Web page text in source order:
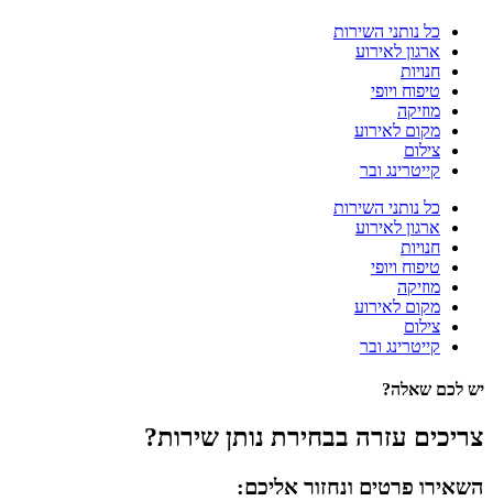
כל נותני השירות
ארגון לאירוע
חנויות
טיפוח ויופי
מוזיקה
מקום לאירוע
צילום
קייטרינג ובר
כל נותני השירות
ארגון לאירוע
חנויות
טיפוח ויופי
מוזיקה
מקום לאירוע
צילום
קייטרינג ובר
יש לכם שאלה?
צריכים עזרה בבחירת נותן שירות?
השאירו פרטים ונחזור אליכם: